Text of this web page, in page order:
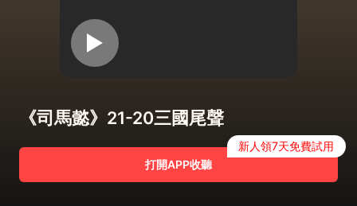
《司馬懿》21-20三國尾聲
打開APP收聽
新人領7天免費試用